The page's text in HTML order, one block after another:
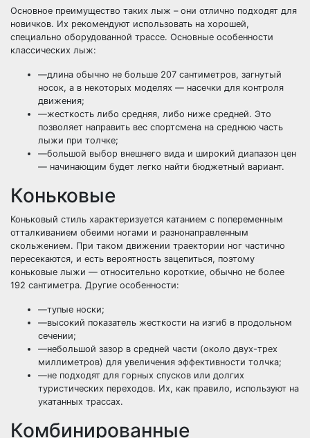
Основное преимущество таких лыж – они отлично подходят для
новичков. Их рекомендуют использовать на хорошей,
специально оборудованной трассе. Основные особенности
классических лыж:
—длина обычно не больше 207 сантиметров, загнутый
носок, а в некоторых моделях — насечки для контроля
движения;
—жесткость либо средняя, либо ниже средней. Это
позволяет направить вес спортсмена на среднюю часть
лыжи при толчке;
—большой выбор внешнего вида и широкий диапазон цен
— начинающим будет легко найти бюджетный вариант.
Коньковые
Коньковый стиль характеризуется катанием с попеременным
отталкиванием обеими ногами и разнонаправленным
скольжением. При таком движении траектории ног частично
пересекаются, и есть вероятность зацепиться, поэтому
коньковые лыжи — относительно короткие, обычно не более
192 сантиметра. Другие особенности:
—тупые носки;
—высокий показатель жесткости на изгиб в продольном
сечении;
—небольшой зазор в средней части (около двух-трех
миллиметров) для увеличения эффективности толчка;
—не подходят для горных спусков или долгих
туристических переходов. Их, как правило, используют на
укатанных трассах.
Комбинированные